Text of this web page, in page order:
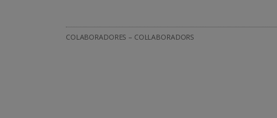
COLABORADORES – COL·LABORADORS